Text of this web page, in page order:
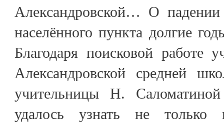
Александровской… О падении
населённого пункта долгие
Благодаря поисковой работе
Александровской средней
учительницы Н.
удалось узнать не только